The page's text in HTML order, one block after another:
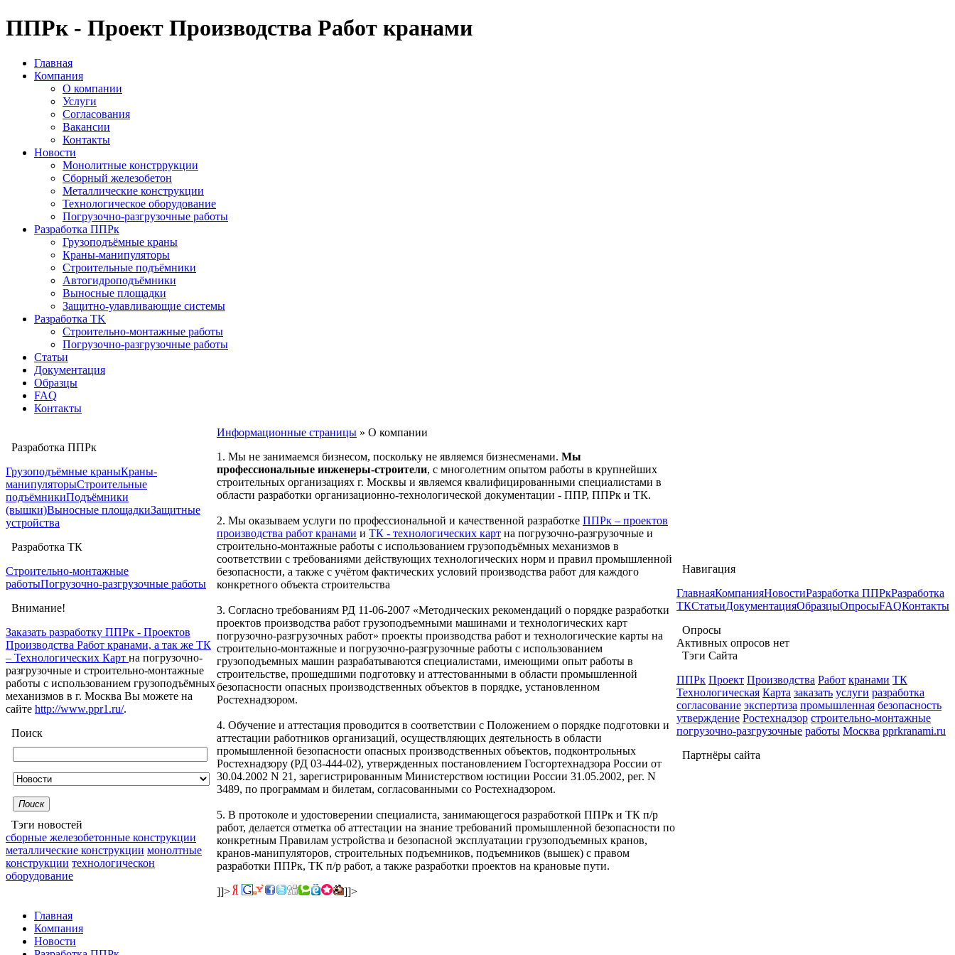
ППРк - Проект Производства Работ кранами
Главная
Компания
О компании
Услуги
Согласования
Вакансии
Контакты
Новости
Монолитные констррукции
Сборный железобетон
Металлические конструкции
Технологическое оборудование
Погрузочно-разгрузочные работы
Разработка ППРк
Грузоподъёмные краны
Краны-манипуляторы
Строительные подъёмники
Автогидроподъёмники
Выносные площадки
Защитно-улавливающие системы
Разработка TK
Строительно-монтажные работы
Погрузочно-разгрузочные работы
Статьи
Документация
Образцы
FAQ
Контакты
Разработка ППРк
Грузоподъёмные краныКраны-
манипуляторыСтроительные
подъёмникиПодъёмники
(вышки)Выносные площадкиЗащитные
устройства
Разработка ТК
Строительно-монтажные
работыПогрузочно-разгрузочные работы
Внимание!
Заказать разработку ППРк - Проектов
Производства Работ кранами, а так же ТК
– Технологических Карт на погрузочно-
разгрузочные и строительно-монтажные
работы с использованием грузоподъёмных
механизмов в г. Москва Вы можете на
сайте http://www.ppr1.ru/.
Поиск
Поиск
Тэги новостей
сборные железобетонные конструкции
металлические конструкции монолтные
конструкции технологическон
оборудование
Информационные страницы » О компании
1. Мы не занимаемся бизнесом, поскольку не являемся бизнесменами. Мы
профессиональные инженеры-строители, с многолетним опытом работы в крупнейших
строительных организациях г. Москвы и являемся квалифицированными специалистами в
области разработки организационно-технологической документации - ППР, ППРк и ТК.
2. Мы оказываем услуги по профессиональной и качественной разработке ППРк – проектов
производства работ кранами и ТК - технологических карт на погрузочно-разгрузочные и
строительно-монтажные работы с использованием грузоподъёмных механизмов в
соответствии с требованиями действующих технологических норм и правил промышленной
безопасности, а также с учётом фактических условий производства работ для каждого
конкретного объекта строительства
3. Согласно требованиям РД 11-06-2007 «Методических рекомендаций о порядке разработки
проектов производства работ грузоподъемными машинами и технологических карт
погрузочно-разгрузочных работ» проекты производства работ и технологические карты на
строительно-монтажные и погрузочно-разгрузочные работы с использованием
грузоподъемных машин разрабатываются специалистами, имеющими опыт работы в
строительстве, прошедшими подготовку и аттестованными в области промышленной
безопасности опасных производственных объектов в порядке, установленном
Ростехнадзором.
4. Обучение и аттестация проводится в соответствии с Положением о порядке подготовки и
аттестации работников организаций, осуществляющих деятельность в области
промышленной безопасности опасных производственных объектов, подконтрольных
Ростехнадзору (РД 03-444-02), утвержденных постановлением Госгортехнадзора России от
30.04.2002 N 21, зарегистрированным Министерством юстиции России 31.05.2002, рег. N
3489, по программам и билетам, согласованными со Ростехнадзором.
5. В протоколе и удостоверении специалиста, занимающегося разработкой ППРк и ТК п/р
работ, делается отметка об аттестации на знание требований промышленной безопасности по
конкретным Правилам устройства и безопасной эксплуатации грузоподъемных кранов,
кранов-манипуляторов, строительных подъемников, подъемников (вышек) с правом
разработки ППРк, ТК п/р работ, а также разработки проектов на крановые пути.
]]> ]]>
Навигация
ГлавнаяКомпанияНовостиРазработка ППРкРазработка
ТКСтатьиДокументацияОбразцыОпросыFAQКонтакты
Опросы
Активных опросов нет
Тэги Сайта
ППРк Проект Производства Работ кранами ТК
Технологическая Карта заказать услуги разработка
согласование экспертиза промышленная безопасность
утверждение Ростехнадзор строительно-монтажные
погрузочно-разгрузочные работы Москва pprkranami.ru
Партнёры сайта
Главная
Компания
Новости